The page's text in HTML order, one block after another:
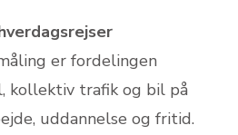
er fordelingen
kollektiv trafik og bil på
uddannelse og fritid.